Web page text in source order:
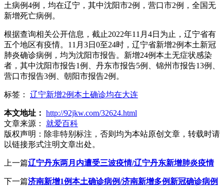
土病例4例，均在辽宁，其中沈阳市2例，营口市2例，全国无
新增死亡病例。
根据查询相关公开信息，截止2022年11月4日为止，辽宁省有
五个地区有疫情。11月3日0至24时，辽宁省新增2例本土新冠
肺炎确诊病例，均为沈阳市报告。新增24例本土无症状感染
者，其中沈阳市报告1例、丹东市报告5例、锦州市报告13例、
营口市报告3例、朝阳市报告2例。
标签： 辽宁新增2例本土确诊均在大连
本文地址： http://92jkw.com/32624.html
文章来源：
就爱百科
版权声明： 除非特别标注，否则均为本站原创文章，转载时请
以链接形式注明文章出处。
上一篇辽宁丹东两月内遭受三波疫情/辽宁丹东新增肺炎疫情
下一篇济南新增1例本土确诊病例/济南新增多例新冠确诊病例